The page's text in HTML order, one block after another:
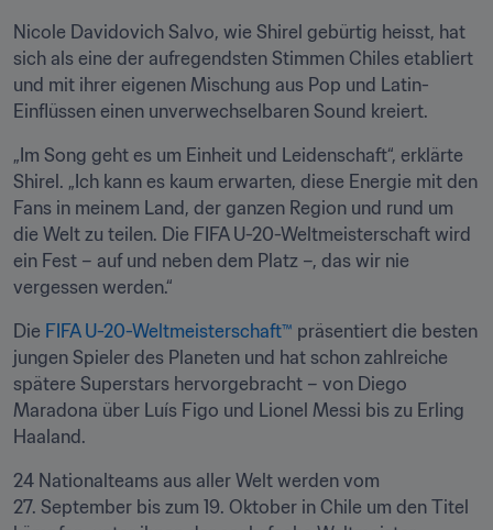
Nicole Davidovich Salvo, wie Shirel gebürtig heisst, hat
sich als eine der aufregendsten Stimmen Chiles etabliert
und mit ihrer eigenen Mischung aus Pop und Latin-
Einflüssen einen unverwechselbaren Sound kreiert.
„Im Song geht es um Einheit und Leidenschaft“, erklärte
Shirel. „Ich kann es kaum erwarten, diese Energie mit den
Fans in meinem Land, der ganzen Region und rund um
die Welt zu teilen. Die FIFA U-20-Weltmeisterschaft wird
ein Fest – auf und neben dem Platz –, das wir nie
vergessen werden.“
Die FIFA U-20-Weltmeisterschaft™ präsentiert die besten
jungen Spieler des Planeten und hat schon zahlreiche
spätere Superstars hervorgebracht – von Diego
Maradona über Luís Figo und Lionel Messi bis zu Erling
Haaland.
24 Nationalteams aus aller Welt werden vom
27. September bis zum 19. Oktober in Chile um den Titel